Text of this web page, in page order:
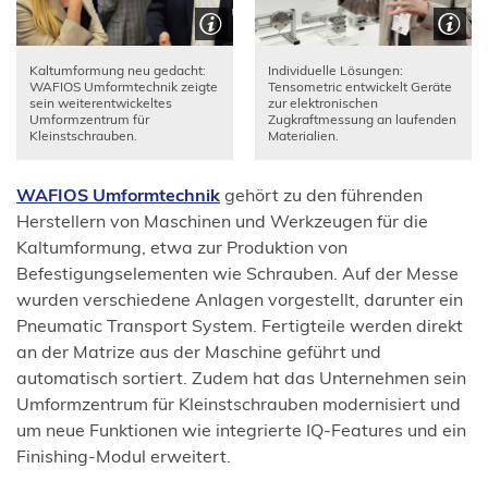
Kaltumformung neu gedacht:
WAFIOS Umformtechnik zeigte
sein weiterentwickeltes
Umformzentrum für
Kleinstschrauben.
Individuelle Lösungen:
Tensometric entwickelt Geräte
zur elektronischen
Zugkraftmessung an laufenden
Materialien.
WAFIOS Umformtechnik
(Öffnet
einem
neuen
Tab)
gehört zu den führenden
Herstellern von Maschinen und Werkzeugen für die
Kaltumformung, etwa zur Produktion von
Befestigungselementen wie Schrauben. Auf der Messe
wurden verschiedene Anlagen vorgestellt, darunter ein
Pneumatic Transport System. Fertigteile werden direkt
an der Matrize aus der Maschine geführt und
automatisch sortiert. Zudem hat das Unternehmen sein
Umformzentrum für Kleinstschrauben modernisiert und
um neue Funktionen wie integrierte IQ-Features und ein
Finishing-Modul erweitert.